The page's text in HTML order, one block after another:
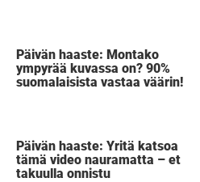
Päivän haaste: Montako
ympyrää kuvassa on? 90%
suomalaisista vastaa väärin!
Päivän haaste: Yritä katsoa
tämä video nauramatta – et
takuulla onnistu